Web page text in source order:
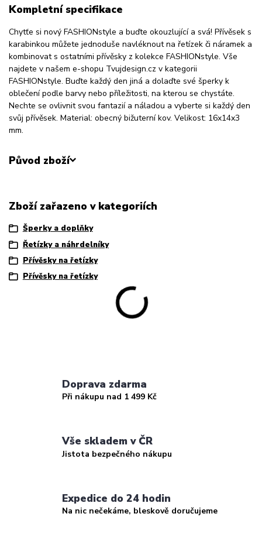
Kompletní specifikace
Chytťe si nový FASHIONstyle a buďte okouzlující a svá! Přívěsek s
karabinkou můžete jednoduše navléknout na řetízek či náramek a
kombinovat s ostatními přívěsky z kolekce FASHIONstyle. Vše
najdete v našem e-shopu Tvujdesign.cz v kategorii
FASHIONstyle. Buďte každý den jiná a dolaďte své šperky k
oblečení podle barvy nebo příležitosti, na kterou se chystáte.
Nechte se ovlivnit svou fantazií a náladou a vyberte si každý den
svůj přívěsek. Material: obecný bižuterní kov. Velikost: 16x14x3
mm.
Původ zboží
Zboží zařazeno v kategoriích
Šperky a doplňky
Řetízky a náhrdelníky
Přívěsky na řetízky
Přívěsky na řetízky
Doprava zdarma
Při nákupu nad 1 499 Kč
Vše skladem v ČR
Jistota bezpečného nákupu
Expedice do 24 hodin
Na nic nečekáme, bleskově doručujeme